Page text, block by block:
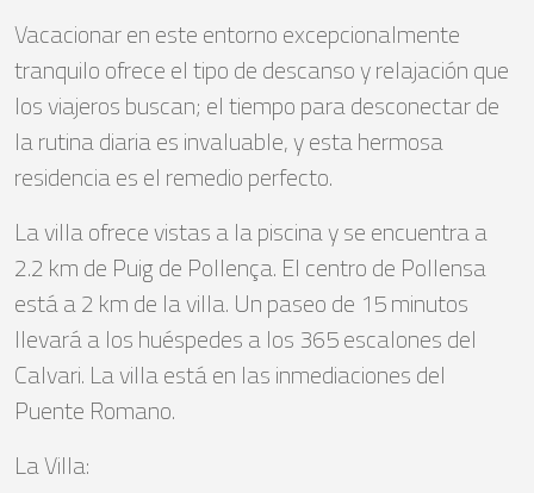
Vacacionar en este entorno excepcionalmente
tranquilo ofrece el tipo de descanso y relajación que
los viajeros buscan; el tiempo para desconectar de
la rutina diaria es invaluable, y esta hermosa
residencia es el remedio perfecto.
La villa ofrece vistas a la piscina y se encuentra a
2.2 km de Puig de Pollença. El centro de Pollensa
está a 2 km de la villa. Un paseo de 15 minutos
llevará a los huéspedes a los 365 escalones del
Calvari. La villa está en las inmediaciones del
Puente Romano.
La Villa: